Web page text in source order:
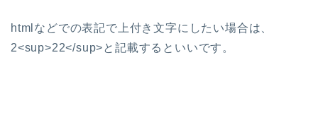
htmlなどでの表記で上付き文字にしたい場合は、
2<sup>22</sup>と記載するといいです。